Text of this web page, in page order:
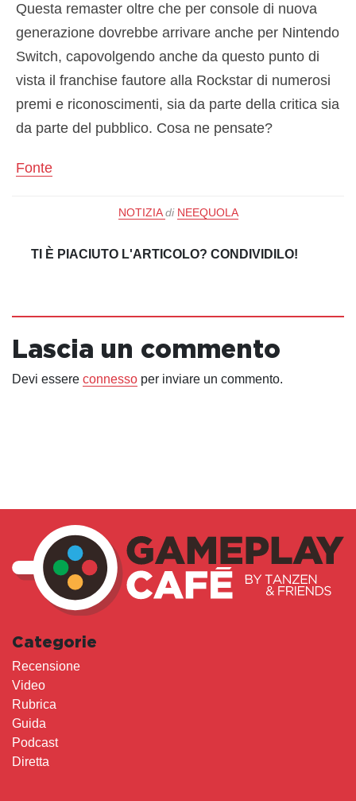
2023
Questa remaster oltre che per console di nuova
generazione dovrebbe arrivare anche per Nintendo
Switch, capovolgendo anche da questo punto di
vista il franchise fautore alla Rockstar di numerosi
premi e riconoscimenti, sia da parte della critica sia
da parte del pubblico. Cosa ne pensate?
Fonte
NOTIZIA di NEEQUOLA
TI È PIACIUTO L'ARTICOLO? CONDIVIDILO!
Lascia un commento
Devi essere connesso per inviare un commento.
Categorie
Recensione
Video
Rubrica
Guida
Podcast
Diretta